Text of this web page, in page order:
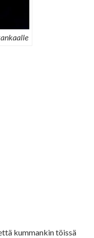
kummankin töissä